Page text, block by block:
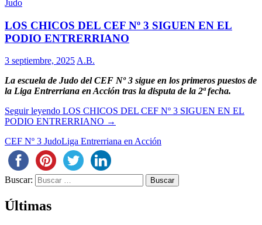
Judo
LOS CHICOS DEL CEF Nº 3 SIGUEN EN EL
PODIO ENTRERRIANO
3 septiembre, 2025 A.B.
La escuela de Judo del CEF Nº 3 sigue en los primeros puestos de
la Liga Entrerriana en Acción tras la disputa de la 2ª fecha.
Seguir leyendo LOS CHICOS DEL CEF Nº 3 SIGUEN EN EL
PODIO ENTRERRIANO →
CEF Nº 3 JudoLiga Entrerriana en Acción
Buscar:
Últimas